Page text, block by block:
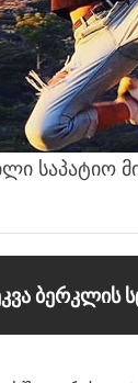
საპატიო
ბერკლის